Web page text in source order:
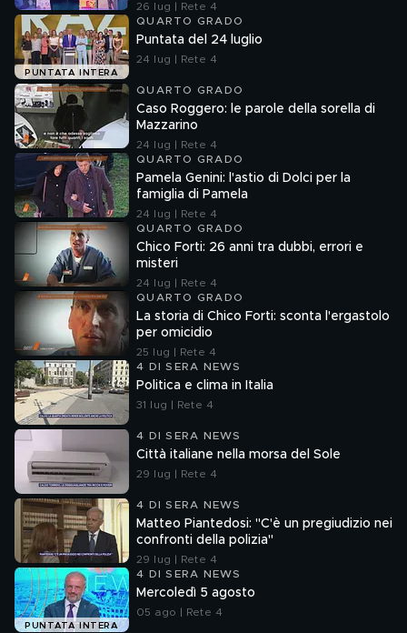
26 lug | Rete 4
PUNTATA INTERA
QUARTO GRADO
Puntata del 24 luglio
24 lug | Rete 4
QUARTO GRADO
Caso Roggero: le parole della sorella di
Mazzarino
24 lug | Rete 4
QUARTO GRADO
Pamela Genini: l'astio di Dolci per la
famiglia di Pamela
24 lug | Rete 4
QUARTO GRADO
Chico Forti: 26 anni tra dubbi, errori e
misteri
24 lug | Rete 4
QUARTO GRADO
La storia di Chico Forti: sconta l'ergastolo
per omicidio
25 lug | Rete 4
4 DI SERA NEWS
Politica e clima in Italia
31 lug | Rete 4
4 DI SERA NEWS
Città italiane nella morsa del Sole
29 lug | Rete 4
4 DI SERA NEWS
Matteo Piantedosi: "C'è un pregiudizio nei
confronti della polizia"
29 lug | Rete 4
PUNTATA INTERA
4 DI SERA NEWS
Mercoledì 5 agosto
05 ago | Rete 4